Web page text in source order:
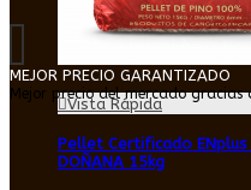
MEJOR PRECIO GARANTIZADO
Mejor precio del mercado gracias
Vista Rápida
Pellet Certificado ENplus
DOÑANA 15kg